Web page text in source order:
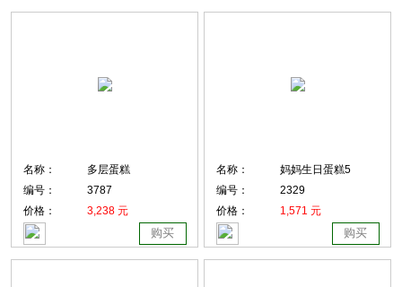
名称：
多层蛋糕
编号：
3787
价格：
3,238 元
购买
名称：
妈妈生日蛋糕5
编号：
2329
价格：
1,571 元
购买